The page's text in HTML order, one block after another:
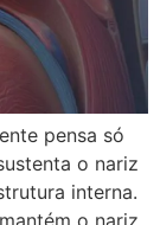
pensa só
o nariz
interna.